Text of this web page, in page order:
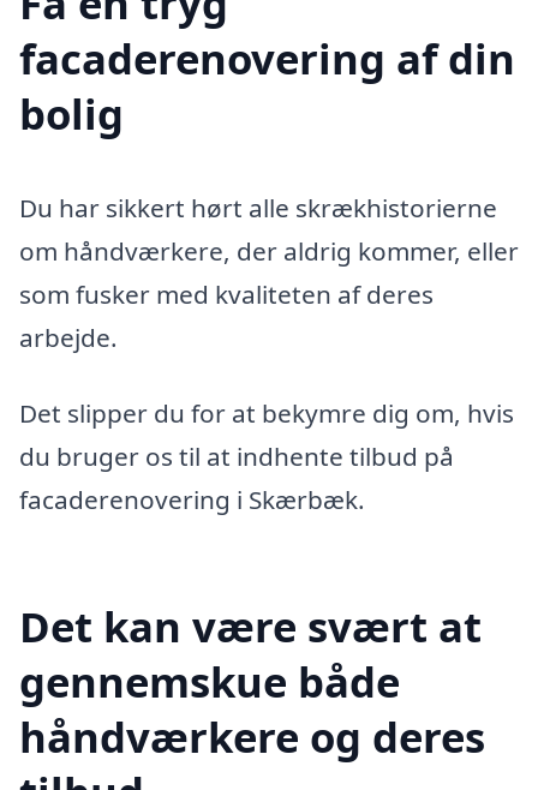
facaderenovering af din
bolig
Du har sikkert hørt alle skrækhistorierne
om håndværkere, der aldrig kommer, eller
som fusker med kvaliteten af deres
arbejde.
Det slipper du for at bekymre dig om, hvis
du bruger os til at indhente tilbud på
facaderenovering i Skærbæk.
Det kan være svært at
gennemskue både
håndværkere og deres